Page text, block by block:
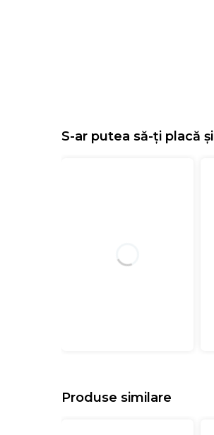
S-ar putea să-ți placă și
Produse similare